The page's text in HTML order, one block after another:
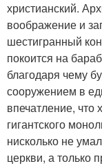
христианский.
воображение и
шестигранный
покоится на
благодаря чему
сооружением в
впечатление, что
гигантского
нисколько не
церкви, а только